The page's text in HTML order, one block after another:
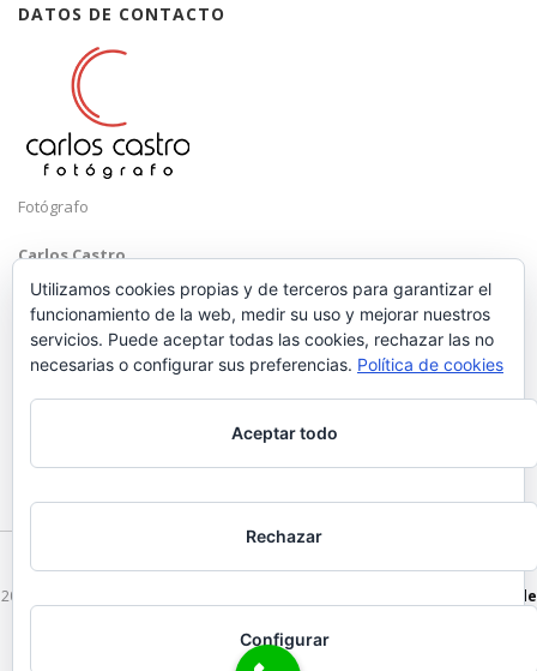
DATOS DE CONTACTO
Fotógrafo
Carlos Castro
Málaga
Mobile: +34 652 83 71 98
hola@carloscastrofotografo.com
2026 © Carlos Castro Fotógrafo - hola@carloscastrofotografo.com -
Vídeo de
Utilizamos cookies propias y de terceros para garantizar el
funcionamiento de la web, medir su uso y mejorar nuestros
servicios. Puede aceptar todas las cookies, rechazar las no
necesarias o configurar sus preferencias. Política de cookies
Aceptar todo
Rechazar
Configurar